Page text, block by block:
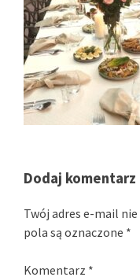
Dodaj komentarz
Twój adres e-mail
pola są oznaczone *
Komentarz *